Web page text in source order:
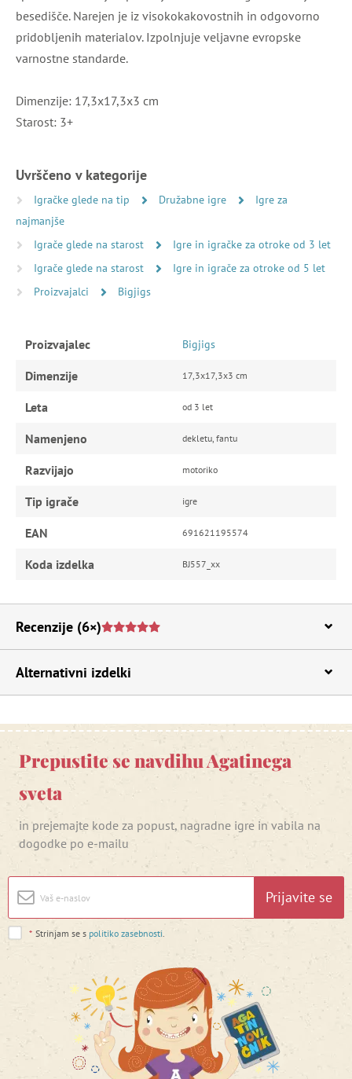
besedišče. Narejen je iz visokokakovostnih in odgovorno
pridobljenih materialov. Izpolnjuje veljavne evropske
varnostne standarde.
Dimenzije: 17,3x17,3x3 cm
Starost: 3+
Uvrščeno v kategorije
Igračke glede na tip Družabne igre
Igre za
najmanjše
Igrače glede na starost
Igre in igračke za otroke od 3 let
Igrače glede na starost
Igre in igrače za otroke od 5 let
Proizvajalci
Bigjigs
Proizvajalec Bigjigs
Dimenzije 17,3x17,3x3 cm
Leta od 3 let
Namenjeno dekletu, fantu
Razvijajo motoriko
Tip igrače igre
EAN 691621195574
Koda izdelka BJ557_xx
Recenzije (6×)
Alternativni izdelki
Prepustite se navdihu Agatinega
sveta
in prejemajte kode za popust, nagradne igre in vabila na
dogodke po e-mailu
Prijavite se
* Strinjam se s politiko zasebnosti.